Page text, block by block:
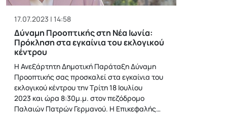
17.07.2023 | 14:58
Δύναμη Προοπτικής στη Νέα Ιωνία:
Πρόκληση στα εγκαίνια του εκλογικού
κέντρου
Η Ανεξάρτητη Δημοτική Παράταξη Δύναμη
Προοπτικής σας προσκαλεί στα εγκαίνια του
εκλογικού κέντρου την Τρίτη 18 Ιουλίου
2023 και ώρα 8:30μ.μ. στον πεζόδρομο
Παλαιών Πατρών Γερμανού. Η Επικεφαλής…